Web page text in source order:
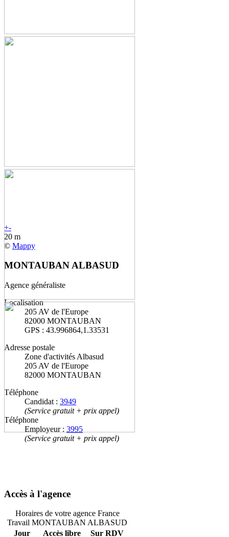
+-
20 m
© Mappy
MONTAUBAN ALBASUD
Agence généraliste
Localisation
205 AV de l'Europe
82000 MONTAUBAN
GPS : 43.996864,1.33531
Adresse postale
Zone d'activités Albasud
205 AV de l'Europe
82000 MONTAUBAN
Téléphone
Candidat : 3949
(Service gratuit + prix appel)
Téléphone
Employeur : 3995
(Service gratuit + prix appel)
Accès à l'agence
Horaires de votre agence France
Travail MONTAUBAN ALBASUD
Jour
Accès libre Sur RDV